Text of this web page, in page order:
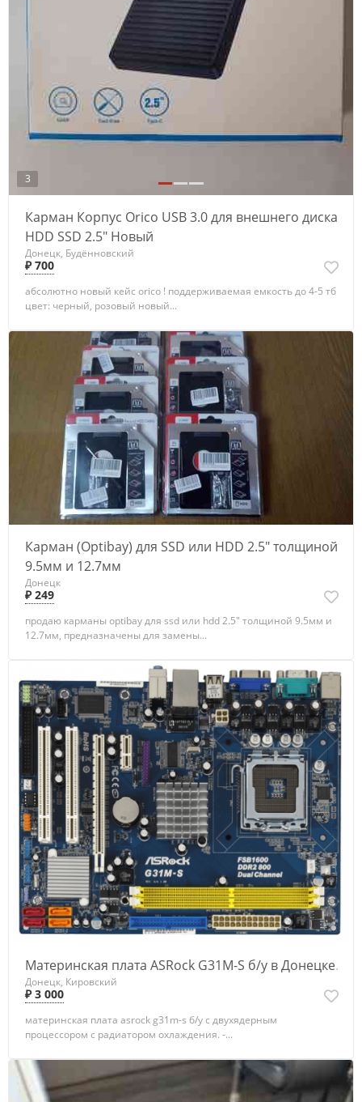
3
Карман Корпус Orico USB 3.0 для внешнего диска
HDD SSD 2.5" Новый
Донецк, Будённовский
₽ 700
абсолютно новый кейс orico ! поддерживаемая емкость до 4-5 тб
цвет: черный, розовый новый...
Карман (Optibay) для SSD или HDD 2.5" толщиной
9.5мм и 12.7мм
Донецк
₽ 249
продаю карманы optibay для ssd или hdd 2.5" толщиной 9.5мм и
12.7мм, предназначены для замены...
Материнская плата ASRock G31M-S б/у в Донецке.
Донецк, Кировский
₽ 3 000
материнская плата asrock g31m-s б/у c двухядерным
процессором с радиатором охлаждения. -...